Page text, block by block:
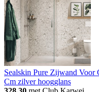
Sealskin Pure Zijwand
Cm zilver hoogglans